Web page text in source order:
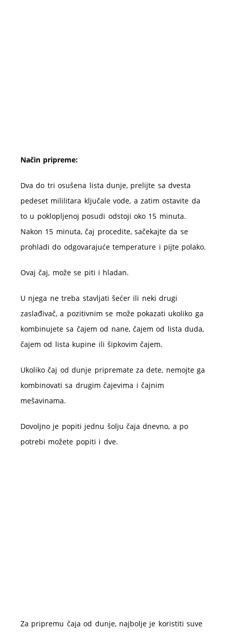
Način pripreme:
Dva do tri osušena lista dunje, prelijte sa dvesta
pedeset mililitara ključale vode, a zatim ostavite da
to u poklopljenoj posudi odstoji oko 15 minuta.
Nakon 15 minuta, čaj procedite, sačekajte da se
prohladi do odgovarajuće temperature i pijte polako.
Ovaj čaj, može se piti i hladan.
U njega ne treba stavljati šećer ili neki drugi
zaslađivač, a pozitivnim se može pokazati ukoliko ga
kombinujete sa čajem od nane, čajem od lista duda,
čajem od lista kupine ili šipkovim čajem.
Ukoliko čaj od dunje pripremate za dete, nemojte ga
kombinovati sa drugim čajevima i čajnim
mešavinama.
Dovoljno je popiti jednu šolju čaja dnevno, a po
potrebi možete popiti i dve.
Za pripremu čaja od dunje, najbolje je koristiti suve